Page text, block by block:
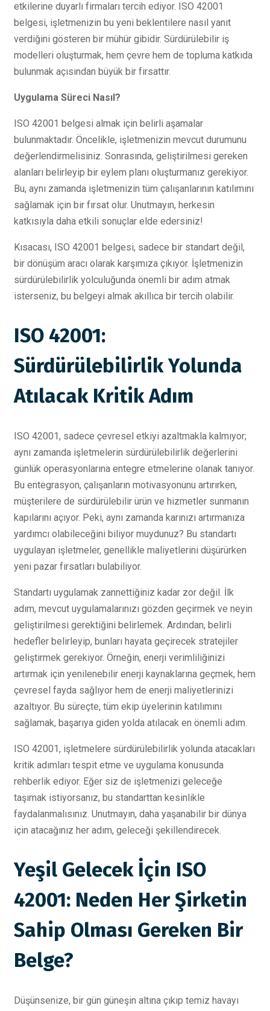
etkilerine duyarlı firmaları tercih ediyor. ISO 42001
belgesi, işletmenizin bu yeni beklentilere nasıl yanıt
verdiğini gösteren bir mühür gibidir. Sürdürülebilir iş
modelleri oluşturmak, hem çevre hem de topluma katkıda
bulunmak açısından büyük bir fırsattır.
Uygulama Süreci Nasıl?
ISO 42001 belgesi almak için belirli aşamalar
bulunmaktadır. Öncelikle, işletmenizin mevcut durumunu
değerlendirmelisiniz. Sonrasında, geliştirilmesi gereken
alanları belirleyip bir eylem planı oluşturmanız gerekiyor.
Bu, aynı zamanda işletmenizin tüm çalışanlarının katılımını
sağlamak için bir fırsat olur. Unutmayın, herkesin
katkısıyla daha etkili sonuçlar elde edersiniz!
Kısacası, ISO 42001 belgesi, sadece bir standart değil,
bir dönüşüm aracı olarak karşımıza çıkıyor. İşletmenizin
sürdürülebilirlik yolculuğunda önemli bir adım atmak
isterseniz, bu belgeyi almak akıllıca bir tercih olabilir.
ISO 42001:
Sürdürülebilirlik Yolunda
Atılacak Kritik Adım
ISO 42001, sadece çevresel etkiyi azaltmakla kalmıyor;
aynı zamanda işletmelerin sürdürülebilirlik değerlerini
günlük operasyonlarına entegre etmelerine olanak tanıyor.
Bu entegrasyon, çalışanların motivasyonunu artırırken,
müşterilere de sürdürülebilir ürün ve hizmetler sunmanın
kapılarını açıyor. Peki, aynı zamanda karınızı artırmanıza
yardımcı olabileceğini biliyor muydunuz? Bu standartı
uygulayan işletmeler, genellikle maliyetlerini düşürürken
yeni pazar fırsatları bulabiliyor.
Standartı uygulamak zannettiğiniz kadar zor değil. İlk
adım, mevcut uygulamalarınızı gözden geçirmek ve neyin
geliştirilmesi gerektiğini belirlemek. Ardından, belirli
hedefler belirleyip, bunları hayata geçirecek stratejiler
geliştirmek gerekiyor. Örneğin, enerji verimliliğinizi
artırmak için yenilenebilir enerji kaynaklarına geçmek, hem
çevresel fayda sağlıyor hem de enerji maliyetlerinizi
azaltıyor. Bu süreçte, tüm ekip üyelerinin katılımını
sağlamak, başarıya giden yolda atılacak en önemli adım.
ISO 42001, işletmelere sürdürülebilirlik yolunda atacakları
kritik adımları tespit etme ve uygulama konusunda
rehberlik ediyor. Eğer siz de işletmenizi geleceğe
taşımak istiyorsanız, bu standarttan kesinlikle
faydalanmalısınız. Unutmayın, daha yaşanabilir bir dünya
için atacağınız her adım, geleceği şekillendirecek.
Yeşil Gelecek İçin ISO
42001: Neden Her Şirketin
Sahip Olması Gereken Bir
Belge?
Düşünsenize, bir gün güneşin altına çıkıp temiz havayı